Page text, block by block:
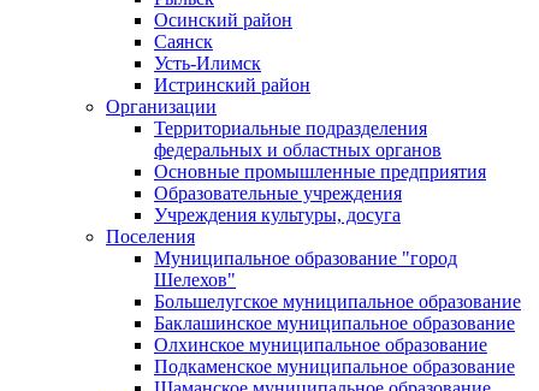
Осинский район
Саянск
Усть-Илимск
Истринский район
Организации
Территориальные подразделения
федеральных и областных органов
Основные промышленные предприятия
Образовательные учреждения
Учреждения культуры, досуга
Поселения
Муниципальное образование "город
Шелехов"
Большелугское муниципальное образование
Баклашинское муниципальное образование
Олхинское муниципальное образование
Подкаменское муниципальное образование